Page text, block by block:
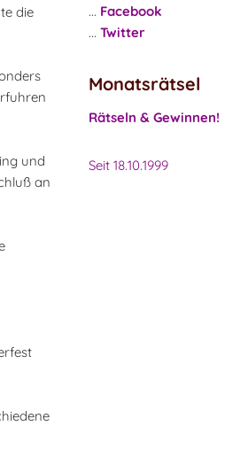
die
und
an
... Facebook
... Twitter
Monatsrätsel
Rätseln & Gewinnen!
Seit 18.10.1999